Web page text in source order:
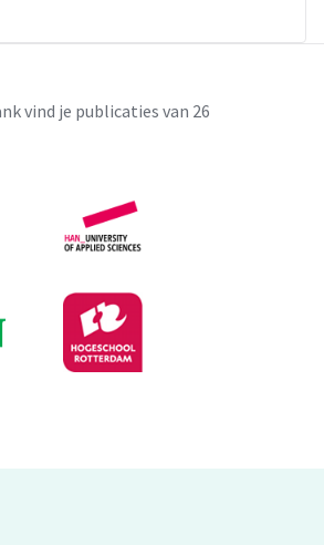
vind je publicaties van 26